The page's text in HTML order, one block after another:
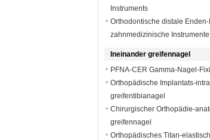
Instruments
Orthodontische distale
zahnmedizinische Instrumente
Ineinander greifennagel
PFNA-CER Gamma-Nagel-
Orthopädische Implantats-
greifentibianagel
Chirurgischer Orthopädie-
greifennagel
Orthopädisches Titan-